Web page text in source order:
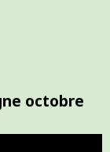
octobre